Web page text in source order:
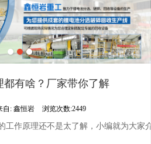
都有啥？厂家带你了解
: 鑫恒岩 浏览次数:2449
工作原理还不是太了解，小编就为大家